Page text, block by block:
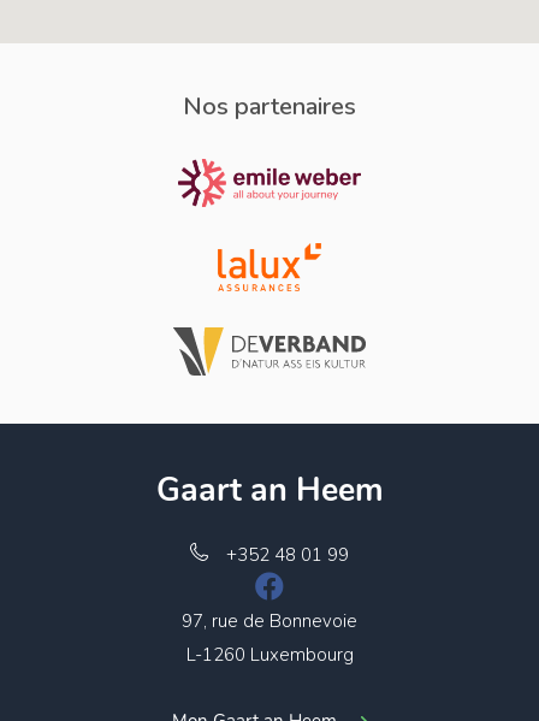
Nos partenaires
Gaart an Heem
+352 48 01 99
97, rue de Bonnevoie
L-1260 Luxembourg